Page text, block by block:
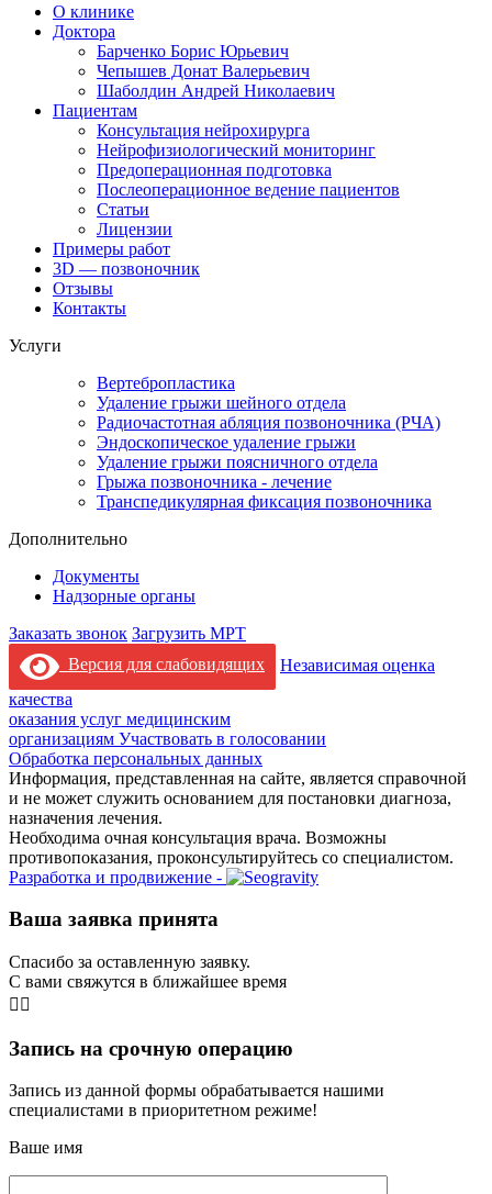
О клинике
Доктора
Барченко Борис Юрьевич
Чепышев Донат Валерьевич
Шаболдин Андрей Николаевич
Пациентам
Консультация нейрохирурга
Нейрофизиологический мониторинг
Предоперационная подготовка
Послеоперационное ведение пациентов
Статьи
Лицензии
Примеры работ
3D — позвоночник
Отзывы
Контакты
Услуги
Вертебропластика
Удаление грыжи шейного отдела
Радиочастотная абляция позвоночника (РЧА)
Эндоскопическое удаление грыжи
Удаление грыжи поясничного отдела
Грыжа позвоночника - лечение
Транспедикулярная фиксация позвоночника
Дополнительно
Документы
Надзорные органы
Заказать звонок Загрузить МРТ
Версия для слабовидящих
Независимая оценка
качества
оказания услуг медицинским
организациям Участвовать в голосовании
Обработка персональных данных
Информация, представленная на сайте, является справочной
и не может служить основанием для постановки диагноза,
назначения лечения.
Необходима очная консультация врача. Возможны
противопоказания, проконсультируйтесь со специалистом.
Разработка и продвижение -
Ваша заявка принята
Спасибо за оставленную заявку.
С вами свяжутся в ближайшее время
👨‍⚕️
Запись на срочную операцию
Запись из данной формы обрабатывается нашими
специалистами в приоритетном режиме!
Ваше имя